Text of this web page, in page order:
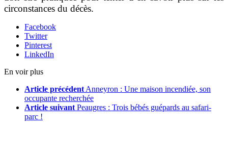
circonstances du décès.
Facebook
Twitter
Pinterest
LinkedIn
En voir plus
Article précédent Anneyron : Une maison incendiée, son
occupante recherchée
Article suivant Peaugres : Trois bébés guépards au safari-
parc !